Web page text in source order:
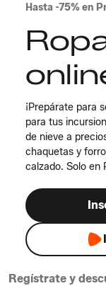
Hasta -75% en
¡Prepárate para
para tus
de nieve a
chaquetas y
calzado. Solo en
Regístrate y